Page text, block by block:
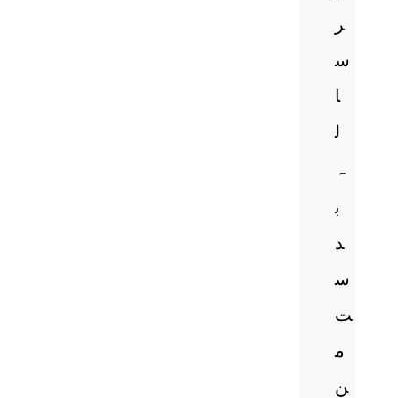
ر
س
ا
ل
ہ
ب
د
س
ت
م
ن